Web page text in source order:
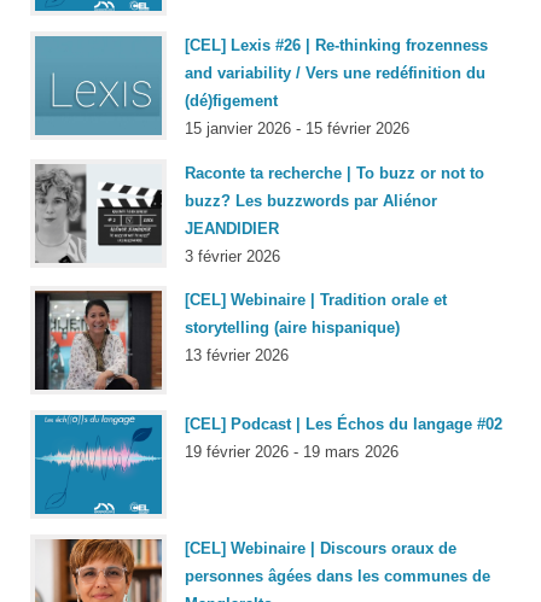
[CEL] Lexis #26 | Re-thinking frozenness
and variability / Vers une redéfinition du
(dé)figement
15 janvier 2026 - 15 février 2026
Raconte ta recherche | To buzz or not to
buzz? Les buzzwords par Aliénor
JEANDIDIER
3 février 2026
[CEL] Webinaire | Tradition orale et
storytelling (aire hispanique)
13 février 2026
[CEL] Podcast | Les Échos du langage #02
19 février 2026 - 19 mars 2026
[CEL] Webinaire | Discours oraux de
personnes âgées dans les communes de